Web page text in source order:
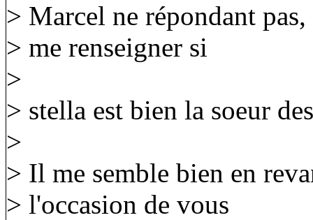
> Marcel ne répondant
> me renseigner si
>
> stella est bien la soeur
>
> Il me semble bien en
> l'occasion de vous